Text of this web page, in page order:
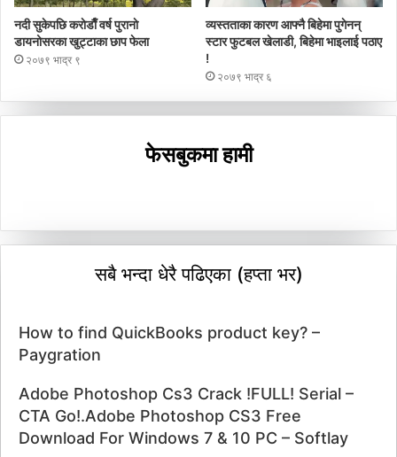
नदी सुकेपछि कराेडाैँ वर्ष पुरानाे
डायनोसरका खुट्टाका छाप फेला
२०७९ भाद्र ९
व्यस्तताका कारण आफ्नै बिहेमा पुगेनन्
स्टार फुटबल खेलाडी, बिहेमा भाइलाई पठाए
!
२०७९ भाद्र ६
फेसबुकमा हामी
सबै भन्दा धेरै पढिएका (हप्ता भर)
How to find QuickBooks product key? –
Paygration
Adobe Photoshop Cs3 Crack !FULL! Serial –
CTA Go!.Adobe Photoshop CS3 Free
Download For Windows 7 & 10 PC – Softlay